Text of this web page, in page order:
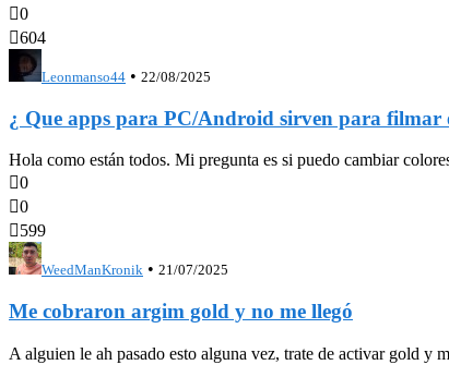
0
604
Leonmanso44 • 22/08/2025
¿ Que apps para PC/Android sirven para filmar
Hola como están todos. Mi pregunta es si puedo cambiar
0
0
599
WeedManKronik • 21/07/2025
Me cobraron argim gold y no me llegó
A alguien le ah pasado esto alguna vez, trate de activar gold y